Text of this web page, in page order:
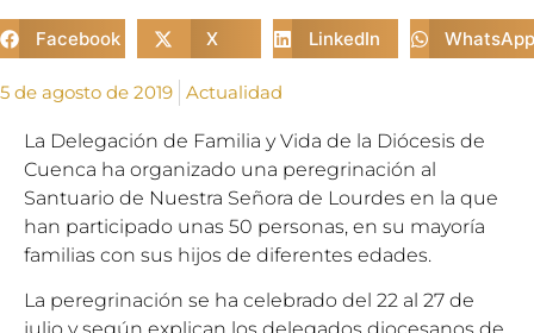
Facebook X LinkedIn WhatsApp
5 de agosto de 2019 Actualidad
La Delegación de Familia y Vida de la Diócesis de
Cuenca ha organizado una peregrinación al
Santuario de Nuestra Señora de Lourdes en la que
han participado unas 50 personas, en su mayoría
familias con sus hijos de diferentes edades.
La peregrinación se ha celebrado del 22 al 27 de